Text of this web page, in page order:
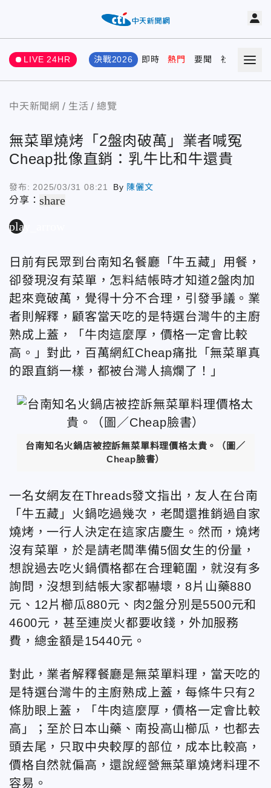
LIVE 24HR 決戰2026 即時 熱門 要聞 社會 娛樂
中天新聞網 生活 總覽
無菜單燒烤「2盤肉破萬」業者喊冤
Cheap批像直銷：乳牛比和牛還貴
發布: 2025/03/31 08:21 By 陳儷文
分享：share
play_arrow
日前有民眾到台南知名餐廳「牛五藏」用餐，
卻發現沒有菜單，怎料結帳時才知道2盤肉加
起來竟破萬，覺得十分不合理，引發爭議。業
者則解釋，顧客當天吃的是特選台灣牛的主廚
熟成上蓋，「牛肉這麼厚，價格一定會比較
高。」對此，百萬網紅Cheap痛批「無菜單真
的跟直銷一樣，都被台灣人搞爛了！」
台南知名火鍋店被控訴無菜單料理價格太貴。（圖／
Cheap臉書）
一名女網友在Threads發文指出，友人在台南
「牛五藏」火鍋吃過幾次，老闆還推銷過自家
燒烤，一行人決定在這家店慶生。然而，燒烤
沒有菜單，於是請老闆準備5個女生的份量，
想說過去吃火鍋價格都在合理範圍，就沒有多
詢問，沒想到結帳大家都嚇壞，8片山藥880
元、12片櫛瓜880元、肉2盤分別是5500元和
4600元，甚至連炭火都要收錢，外加服務
費，總金額是15440元。
對此，業者解釋餐廳是無菜單料理，當天吃的
是特選台灣牛的主廚熟成上蓋，每條牛只有2
條肋眼上蓋，「牛肉這麼厚，價格一定會比較
高」；至於日本山藥、南投高山櫛瓜，也都去
頭去尾，只取中央較厚的部位，成本比較高，
價格自然就偏高，還說經營無菜單燒烤料理不
容易。